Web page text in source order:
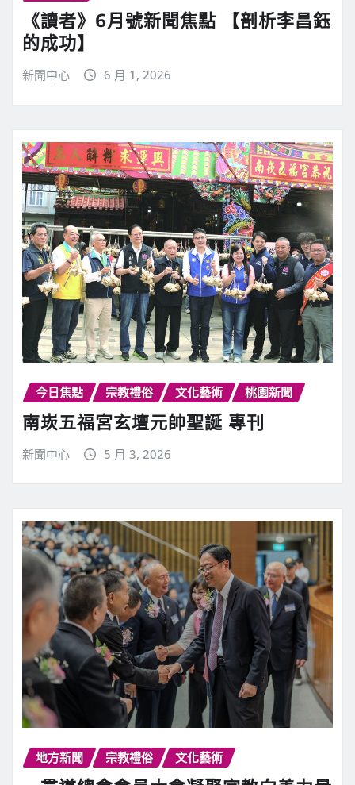
《讀者》6月號新聞焦點 【剖析李昌鈺
的成功】
新聞中心 6 月 1, 2026
今日焦點 宗教禮俗 文化藝術 桃園新聞
南崁五福宮玄壇元帥聖誕 專刊
新聞中心 5 月 3, 2026
地方新聞 宗教禮俗 文化藝術